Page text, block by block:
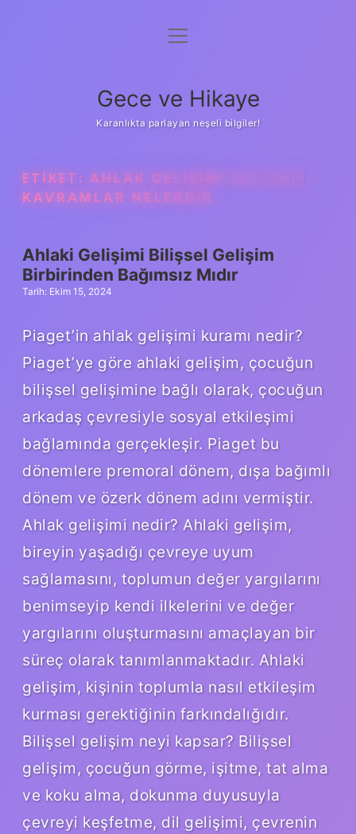
Anasayfa
Yasal Uyarı
menüyü
Gece ve Hikaye
Karanlıkta parlayan neşeli bilgiler!
ETIKET: AHLAK GELIŞIMI ILE ILGILI
KAVRAMLAR NELERDIR
Ahlaki Gelişimi Bilişsel Gelişim
Birbirinden Bağımsız Mıdır
Tarih: Ekim 15, 2024
Piaget’in ahlak gelişimi kuramı nedir?
Piaget’ye göre ahlaki gelişim, çocuğun
bilişsel gelişimine bağlı olarak, çocuğun
arkadaş çevresiyle sosyal etkileşimi
bağlamında gerçekleşir. Piaget bu
dönemlere premoral dönem, dışa bağımlı
dönem ve özerk dönem adını vermiştir.
Ahlak gelişimi nedir? Ahlaki gelişim,
bireyin yaşadığı çevreye uyum
sağlamasını, toplumun değer yargılarını
benimseyip kendi ilkelerini ve değer
yargılarını oluşturmasını amaçlayan bir
süreç olarak tanımlanmaktadır. Ahlaki
gelişim, kişinin toplumla nasıl etkileşim
kurması gerektiğinin farkındalığıdır.
Bilişsel gelişim neyi kapsar? Bilişsel
gelişim, çocuğun görme, işitme, tat alma
ve koku alma, dokunma duyusuyla
çevreyi keşfetme, dil gelişimi, çevrenin